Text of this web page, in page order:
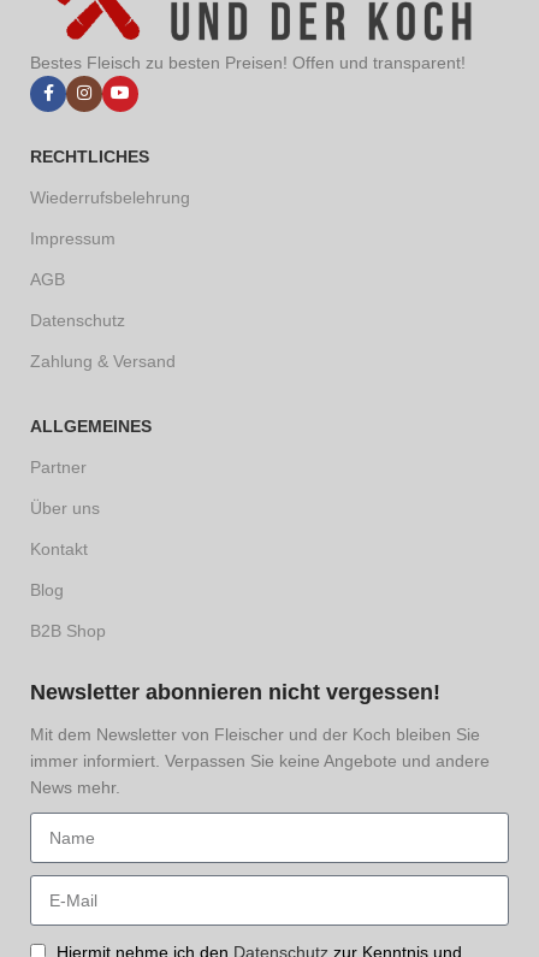
Bestes Fleisch zu besten Preisen! Offen und transparent!
RECHTLICHES
Wiederrufsbelehrung
Impressum
AGB
Datenschutz
Zahlung & Versand
ALLGEMEINES
Partner
Über uns
Kontakt
Blog
B2B Shop
Newsletter abonnieren nicht vergessen!
Mit dem Newsletter von Fleischer und der Koch bleiben Sie
immer informiert. Verpassen Sie keine Angebote und andere
News mehr.
Hiermit nehme ich den Datenschutz zur Kenntnis und